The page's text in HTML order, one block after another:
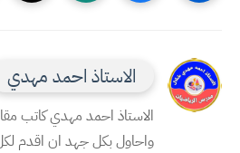
الاستاذ احمد مهدي
الاستاذ احمد مهدي كاتب
واحاول بكل جهد ان اقدم